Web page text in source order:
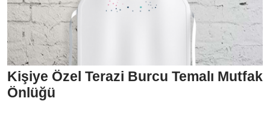
Kişiye Özel Terazi Burcu Temalı Mutfak
Önlüğü